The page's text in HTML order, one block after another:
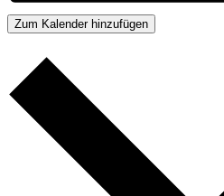
Zum Kalender hinzufügen